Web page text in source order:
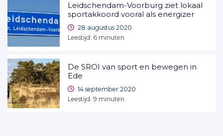
Leidschendam-Voorburg ziet lokaal
sportakkoord vooral als energizer
28 augustus 2020
Leestijd: 6minuten
De SROI van sport en bewegen in
Ede
14 september 2020
Leestijd: 9 minuten